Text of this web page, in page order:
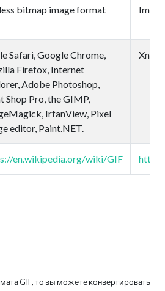
bitmap image format
Safari, Google Chrome,
Firefox, Internet
Adobe Photoshop,
Shop Pro, the GIMP,
IrfanView, Pixel
editor, Paint.NET.
en.wikipedia.org/wiki/GIF
GIF, то вы можете конвертировать